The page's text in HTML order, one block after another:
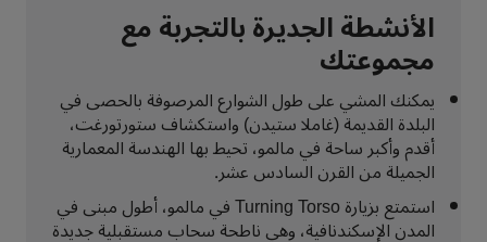
الأنشطة الجديرة بالتجربة مع
مجموعتك
يمكنك المشي على طول الشوارع المرصوفة بالحصى في
البلدة القديمة (غاملا ستيدن) واستكشاف ستورتورغت،
أقدم وأكبر ساحة في مالمو، تحيط بها الهندسة المعمارية
الجميلة من القرن السادس عشر.
استمتع بزيارة Turning Torso في مالمو، أطول مبنى في
المدن الإسكندنافية، وهي ناطحة سحاب مستقبلية جديدة